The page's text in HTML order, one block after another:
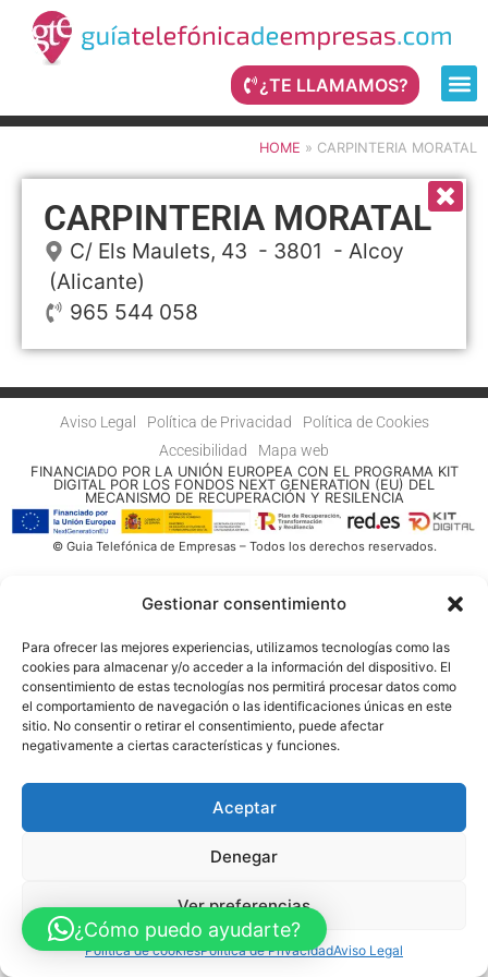
Gestionar consentimiento
Para ofrecer las mejores experiencias, utilizamos tecnologías como las
cookies para almacenar y/o acceder a la información del dispositivo. El
consentimiento de estas tecnologías nos permitirá procesar datos como
el comportamiento de navegación o las identificaciones únicas en este
sitio. No consentir o retirar el consentimiento, puede afectar
negativamente a ciertas características y funciones.
Aceptar
Denegar
Ver preferencias
Política de cookiesPolítica de PrivacidadAviso Legal
¿TE LLAMAMOS?
HOME » CARPINTERIA MORATAL
CARPINTERIA MORATAL
C/ Els Maulets, 43 - 3801 -Alcoy
(Alicante)
965 544 058
Aviso Legal Política de Privacidad
Política de Cookies
Accesibilidad
Mapa web
FINANCIADO POR LA UNIÓN EUROPEA CON EL PROGRAMA KIT
DIGITAL POR LOS FONDOS NEXT GENERATION (EU) DEL
MECANISMO DE RECUPERACIÓN Y RESILENCIA
© Guia Telefónica de Empresas – Todos los derechos reservados.
¿Cómo puedo ayudarte?